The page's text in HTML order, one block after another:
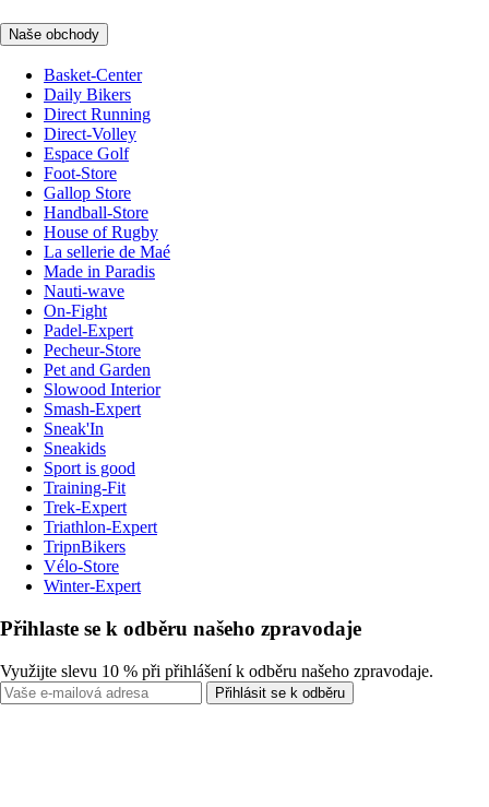
Naše obchody
Basket-Center
Daily Bikers
Direct Running
Direct-Volley
Espace Golf
Foot-Store
Gallop Store
Handball-Store
House of Rugby
La sellerie de Maé
Made in Paradis
Nauti-wave
On-Fight
Padel-Expert
Pecheur-Store
Pet and Garden
Slowood Interior
Smash-Expert
Sneak'In
Sneakids
Sport is good
Training-Fit
Trek-Expert
Triathlon-Expert
TripnBikers
Vélo-Store
Winter-Expert
Přihlaste se k odběru našeho zpravodaje
Využijte slevu 10 % při přihlášení k odběru našeho zpravodaje.
Přihlásit se k odběru